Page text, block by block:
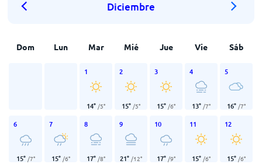
Diciembre
Dom Lun Mar Mié Jue Vie Sáb
1
14° /5°
2
15° /5°
3
15° /6°
4
13° /7°
5
16° /7°
6
15° /7°
7
15° /6°
8
17° /8°
9
21° /12°
10
17° /9°
11
15° /6°
12
15° /6°